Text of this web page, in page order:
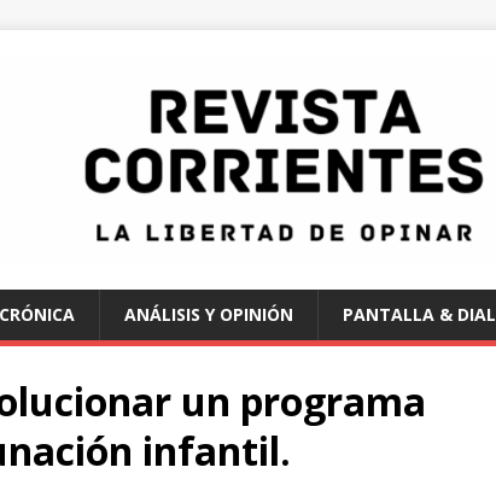
CRÓNICA ANÁLISIS Y OPINIÓN PANTALLA & DIAL
un programa
infantil.